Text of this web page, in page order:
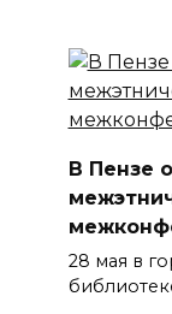
В Пензе
28 мая в